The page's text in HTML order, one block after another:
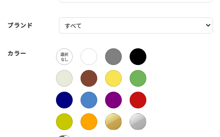
ブランド
カラー